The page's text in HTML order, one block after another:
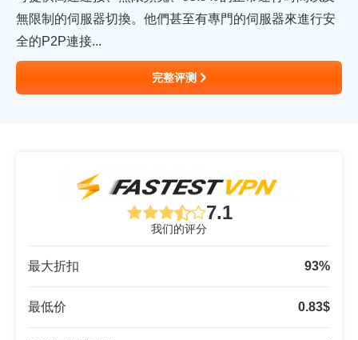
無限制的伺服器切換。他們甚至有專門的伺服器來進行安
全的P2P連接...
完整评测
7.1
我们的评分
最大折扣 93%
最低价 0.83$